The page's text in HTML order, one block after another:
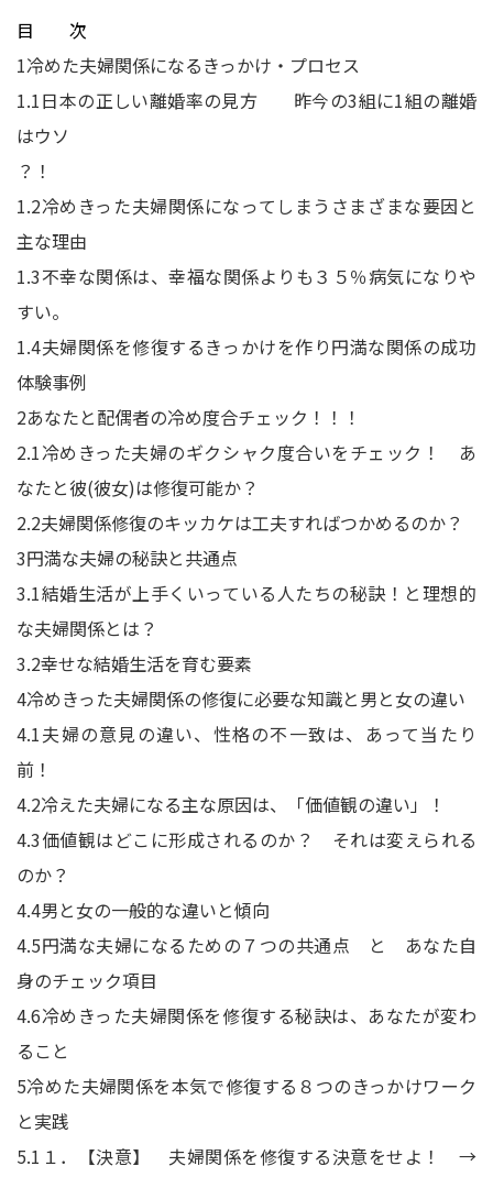
目 次
1冷めた夫婦関係になるきっかけ・プロセス
1.1日本の正しい離婚率の見方 昨今の3組に1組の離婚
はウソ
？！
1.2冷めきった夫婦関係になってしまうさまざまな要因と
主な理由
1.3不幸な関係は、幸福な関係よりも３５％病気になりや
すい。
1.4夫婦関係を修復するきっかけを作り円満な関係の成功
体験事例
2あなたと配偶者の冷め度合チェック！！！
2.1冷めきった夫婦のギクシャク度合いをチェック！ あ
なたと彼(彼女)は修復可能か？
2.2夫婦関係修復のキッカケは工夫すればつかめるのか？
3円満な夫婦の秘訣と共通点
3.1結婚生活が上手くいっている人たちの秘訣！と理想的
な夫婦関係とは？
3.2幸せな結婚生活を育む要素
4冷めきった夫婦関係の修復に必要な知識と男と女の違い
4.1夫婦の意見の違い、性格の不一致は、あって当たり
前！
4.2冷えた夫婦になる主な原因は、「価値観の違い」！
4.3価値観はどこに形成されるのか？ それは変えられる
のか？
4.4男と女の一般的な違いと傾向
4.5円満な夫婦になるための７つの共通点 と あなた自
身のチェック項目
4.6冷めきった夫婦関係を修復する秘訣は、あなたが変わ
ること
5冷めた夫婦関係を本気で修復する８つのきっかけワーク
と実践
5.1 １．【決意】 夫婦関係を修復する決意をせよ！ →